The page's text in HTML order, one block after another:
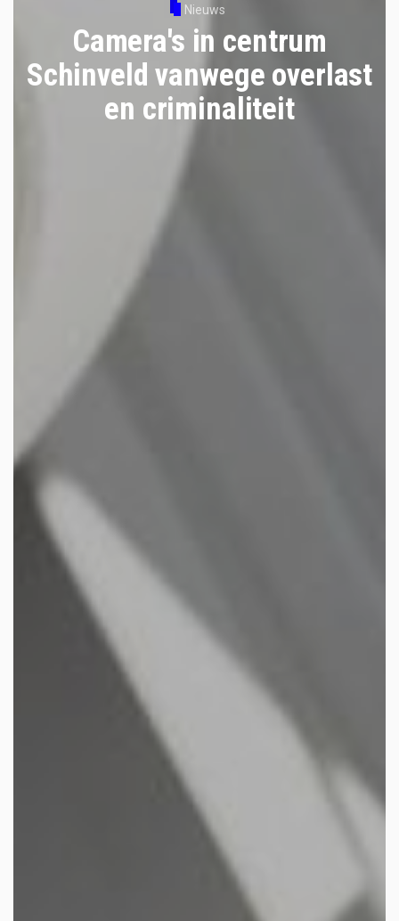
Nieuws
Camera's in centrum
Schinveld vanwege overlast
en criminaliteit